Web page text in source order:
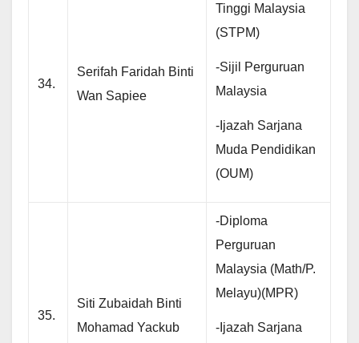
34.
Serifah Faridah Binti
Wan Sapiee
Tinggi Malaysia
(STPM)
-Sijil Perguruan
Malaysia
-Ijazah Sarjana
Muda Pendidikan
(OUM)
35.
Siti Zubaidah Binti
Mohamad Yackub
-Diploma
Perguruan
Malaysia (Math/P.
Melayu)(MPR)
-Ijazah Sarjana